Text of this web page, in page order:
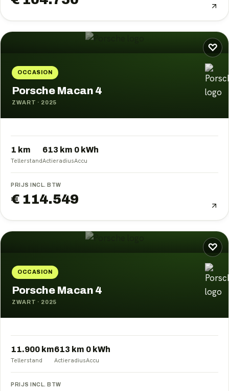
♡
OCCASION
Porsche Macan 4
ZWART · 2025
1 km
Tellerstand
613 km
Actieradius
0 kWh
Accu
PRIJS INCL. BTW
€ 114.549
♡
OCCASION
Porsche Macan 4
ZWART · 2025
11.900 km
Tellerstand
613 km
Actieradius
0 kWh
Accu
PRIJS INCL. BTW